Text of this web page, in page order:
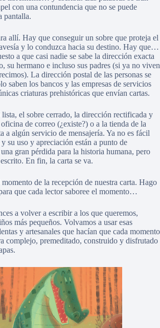
con una contundencia que no se puede
pantalla.
allí. Hay que conseguir un sobre que proteja el
y lo conduzca hacia su destino. Hay que…
a que casi nadie se sabe la dirección exacta
su hermano e incluso sus padres (si ya no viven
La dirección postal de las personas se
saben los bancos y las empresas de servicios
criaturas prehistóricas que envían cartas.
lista, el sobre cerrado, la dirección rectificada y
de correo (¿existe?) o a la tienda de la
a algún servicio de mensajería. Ya no es fácil
su uso y apreciación están a punto de
gran pérdida para la historia humana, pero
En fin, la carta se va.
de la recepción de nuestra carta. Hago
que cada lector saboree el momento…
a volver a escribir a los que queremos,
más pequeños. Volvamos a usar esas
y artesanales que hacían que cada momento
complejo, premeditado, construido y disfrutado